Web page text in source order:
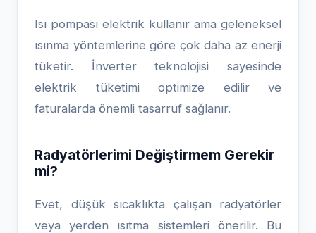
Isı pompası elektrik kullanır ama geleneksel
ısınma yöntemlerine göre çok daha az enerji
tüketir. İnverter teknolojisi sayesinde
elektrik tüketimi optimize edilir ve
faturalarda önemli tasarruf sağlanır.
Radyatörlerimi Değiştirmem Gerekir
mi?
Evet, düşük sıcaklıkta çalışan radyatörler
veya yerden ısıtma sistemleri önerilir. Bu